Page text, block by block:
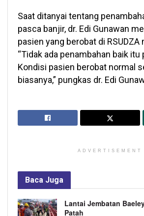
Saat ditanyai tentang
pasca banjir, dr. Edi Gunawan
pasien yang berobat di RSUDZA
“Tidak ada penambahan baik itu
Kondisi pasien berobat normal
biasanya,” pungkas dr. Edi
ADVERTISEMENT
Baca Juga
Lantai Jembatan
Patah